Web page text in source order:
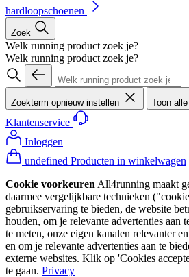
hardloopschoenen
Zoek
Welk running product zoek je?
Welk running product zoek je?
Zoekterm opnieuw instellen Toon
Klantenservice
Inloggen
undefined Producten in winkelwagen
Cookie voorkeuren All4running maakt
daarmee vergelijkbare technieken
gebruikservaring te bieden, de website
houden, om je relevante advertenties aan
te meten, onze eigen kanalen relevanter
en om je relevante advertenties aan te
externe websites. Klik op 'Cookies
te gaan. Privacy